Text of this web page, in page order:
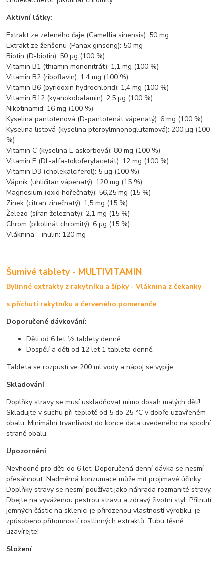
Aktivní látky:
Extrakt ze zeleného čaje (Camellia sinensis): 50 mg
Extrakt ze ženšenu (Panax ginseng): 50 mg
Biotin (D-biotin): 50 µg (100 %)
Vitamin B1 (thiamin mononitrát): 1,1 mg (100 %)
Vitamin B2 (riboflavin): 1,4 mg (100 %)
Vitamin B6 (pyridoxin hydrochlorid): 1,4 mg (100 %)
Vitamin B12 (kyanokobalamin): 2,5 µg (100 %)
Nikotinamid: 16 mg (100 %)
Kyselina pantotenová (D-pantotenát vápenatý): 6 mg (100 %)
Kyselina listová (kyselina pteroylmnonoglutamová): 200 µg (100
%)
Vitamin C (kyselina L-askorbová): 80 mg (100 %)
Vitamin E (DL-alfa-tokoferylacetát): 12 mg (100 %)
Vitamin D3 (cholekalciferol): 5 µg (100 %)
Vápník (uhličitan vápenatý): 120 mg (15 %)
Magnesium (oxid hořečnatý): 56,25 mg (15 %)
Zinek (citran zinečnatý): 1,5 mg (15 %)
Železo (síran železnatý): 2,1 mg (15 %)
Chrom (pikolinát chromitý): 6 µg (15 %)
Vláknina – inulin: 120 mg
Šumivé tablety - MULTIVITAMIN
Bylinné extrakty z rakytníku a šípky - Vláknina z čekanky
s příchutí rakytníku a červeného pomeranče
Doporučené dávkování:
Děti od 6 let ½ tablety denně.
Dospělí a děti od 12 let 1 tableta denně.
Tableta se rozpustí ve 200 ml vody a nápoj se vypije.
Skladování
Doplňky stravy se musí uskladňovat mimo dosah malých dětí!
Skladujte v suchu při teplotě od 5 do 25 °C v dobře uzavřeném
obalu. Minimální trvanlivost do konce data uvedeného na spodní
straně obalu.
Upozornění
Nevhodné pro děti do 6 let. Doporučená denní dávka se nesmí
přesáhnout. Nadměrná konzumace může mít projímavé účinky.
Doplňky stravy se nesmí používat jako náhrada rozmanité stravy.
Dbejte na vyváženou pestrou stravu a zdravý životní styl. Přilnutí
jemných částic na sklenici je přirozenou vlastností výrobku, je
způsobeno přítomností rostlinných extraktů. Tubu těsně
uzavírejte!
Složení